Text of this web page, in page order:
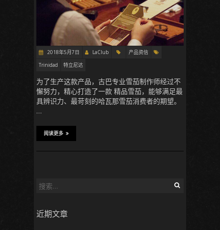
2018年5月7日 LaClub
产品资信
Trinidad
特立尼达
为了生产这款产品，古巴专业雪茄制作师经过不
懈努力，精心打造了一款 精品雪茄，能够满足最
具辨识力、最苛刻的哈瓦那雪茄消费者的期望。
…
阅读更多
搜
近期文章